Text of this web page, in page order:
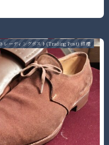
トレーディングポスト(Trading Post) 修理